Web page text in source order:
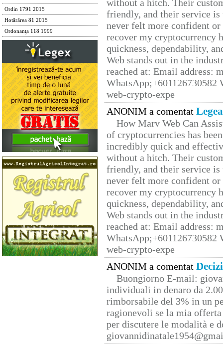
Ordin 1791 2015
Hotărârea 81 2015
Ordonanţa 118 1999
without a hitch. Their
friendly, and their service
never felt more confident
recover my cryptocurrency
quickness, dependability,
Web stands out in the
reached at: Email address:
web-crypto-expe
ANONIM a comentat
How Marv Web Can
of cryptocurrencies has
incredibly quick and
without a hitch. Their
friendly, and their service
never felt more confident
recover my cryptocurrency
quickness, dependability,
Web stands out in the
reached at: Email address:
web-crypto-expe
ANONIM a comentat
Buongiorno E-mail:
individuali in denaro da
rimborsabile del 3% in un
ragionevoli se la mia
per discutere le modalità e